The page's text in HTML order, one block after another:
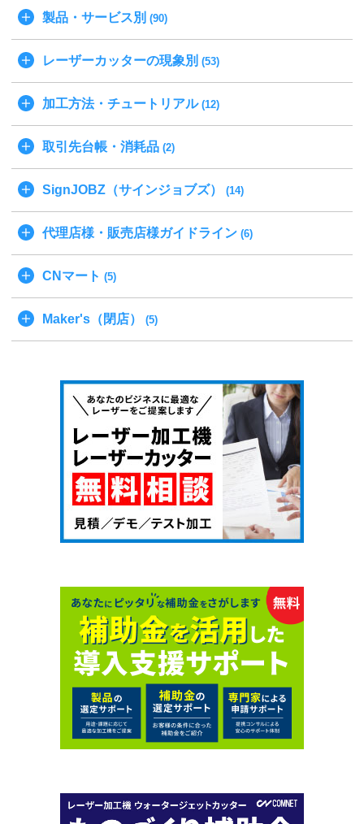
製品・サービス別 (90)
レーザーカッターの現象別 (53)
加工方法・チュートリアル(12)
取引先台帳・消耗品 (2)
SignJOBZ（サインジョブズ） (14)
代理店様・販売店様ガイドライン (6)
CNマート (5)
Maker's（閉店） (5)